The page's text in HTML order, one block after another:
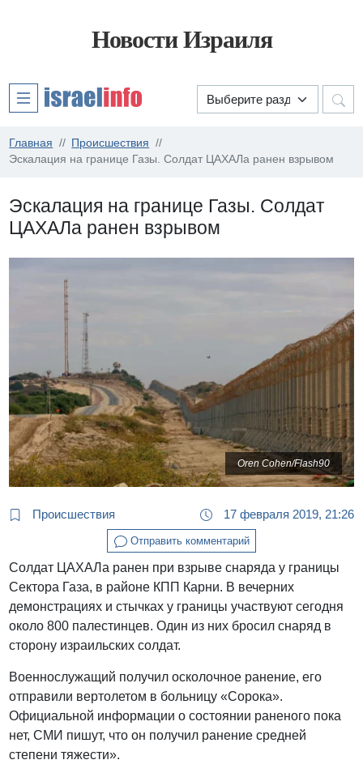
Новости Израиля
Главная
Происшествия
Эскалация на границе Газы. Солдат ЦАХАЛа ранен взрывом
Эскалация на границе Газы. Солдат
ЦАХАЛа ранен взрывом
Oren Cohen/Flash90
Происшествия 17 февраля 2019, 21:26
Отправить комментарий
Солдат ЦАХАЛа ранен при взрыве снаряда у границы
Сектора Газа, в районе КПП Карни. В вечерних
демонстрациях и стычках у границы участвуют сегодня
около 800 палестинцев. Один из них бросил снаряд в
сторону израильских солдат.
Военнослужащий получил осколочное ранение, его
отправили вертолетом в больницу «Сорока».
Официальной информации о состоянии раненого пока
нет, СМИ пишут, что он получил ранение средней
степени тяжести».